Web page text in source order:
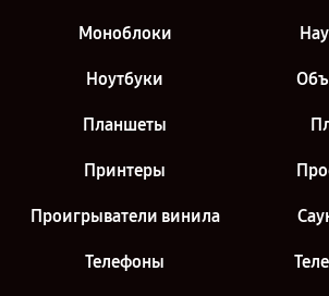
Моноблоки
Ноутбуки
Планшеты
Принтеры
Проигрыватели винила
Телефоны